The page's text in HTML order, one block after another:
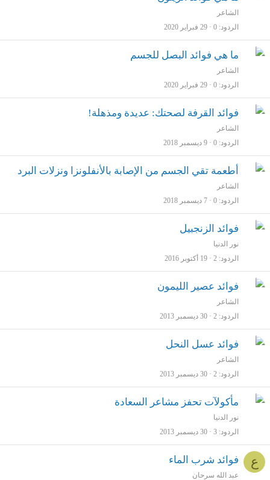
الشاعر
الردود 0 29 فبراير 2020
ما هي فوائد البصل للجسم
الشاعر
الردود 0 29 فبراير 2020
فوائد القرفة لصحتك: عديدة ومذهلة!
الشاعر
الردود 0 9 ديسمبر 2018
أطعمة تقي الجسم من الإصابة بالأنفلونزا ونزلات البرد
الشاعر
الردود 0 7 ديسمبر 2018
فوائد الزنجبيل
نور الدنيا
الردود 2 19 أكتوبر 2016
فوائد عصير الليمون
الشاعر
الردود 2 30 ديسمبر 2013
فوائد عسل النحل
الشاعر
الردود 2 30 ديسمبر 2013
مأكولآت تحفز مشاعر السعادة
نور الدنيا
الردود 3 30 ديسمبر 2013
ع فوائد شرب الماء
عبد الله سرحان